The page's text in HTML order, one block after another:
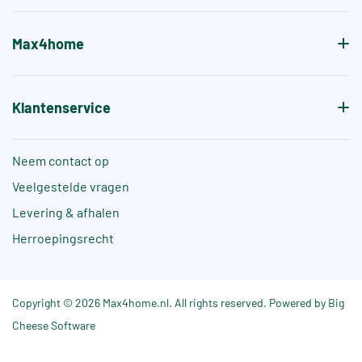
Max4home
Klantenservice
Neem contact op
Veelgestelde vragen
Levering & afhalen
Herroepingsrecht
Copyright © 2026 Max4home.nl. All rights reserved. Powered by Big
Cheese Software